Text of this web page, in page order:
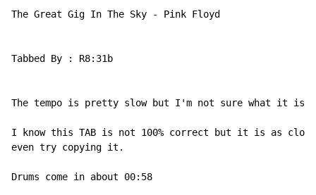
The Great Gig In The Sky - Pink Floyd
Tabbed By : R8:31b
The tempo is pretty slow but I'm not sure what it is
I know this TAB is not 100% correct but it is as
even try copying it.
Drums come in about 00:58